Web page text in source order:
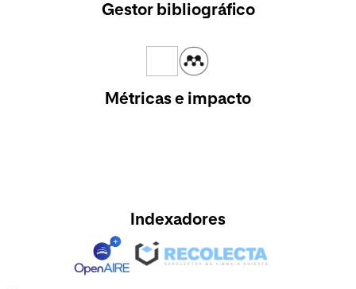
Gestor bibliográfico
Métricas e impacto
Indexadores